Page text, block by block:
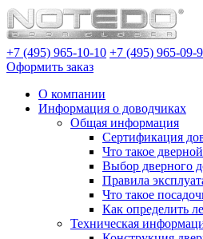
+7 (495) 965-10-10 +7 (495) 965-09-
Оформить заказ
О компании
Информация о доводчиках
Общая информация
Сертификация
Что такое
Выбор дверного
Правила
Что такое
Как определить
Техническая